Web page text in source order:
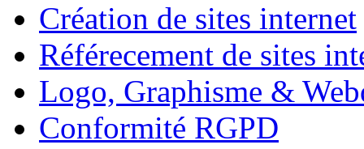
Création de sites internet
Référecement de sites
Logo, Graphisme &
Conformité RGPD